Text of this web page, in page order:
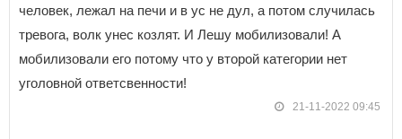
человек, лежал на печи и в ус не дул, а потом случилась
тревога, волк унес козлят. И Лешу мобилизовали! А
мобилизовали его потому что у второй категории нет
уголовной ответсвенности!
21-11-2022 09:45